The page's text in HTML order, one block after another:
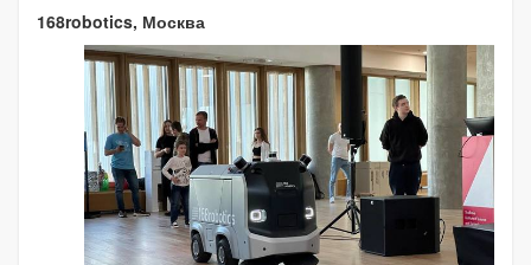
168robotics, Москва